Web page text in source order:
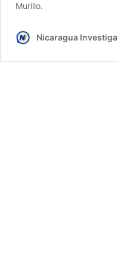
Murillo.
Nicaragua Investiga